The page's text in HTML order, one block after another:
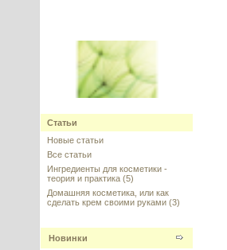
"Зеленый" консервант
Статьи
Новые статьи
Все статьи
Ингредиенты для косметики -
теория и практика (5)
Домашняя косметика, или как
сделать крем своими руками (3)
Новинки